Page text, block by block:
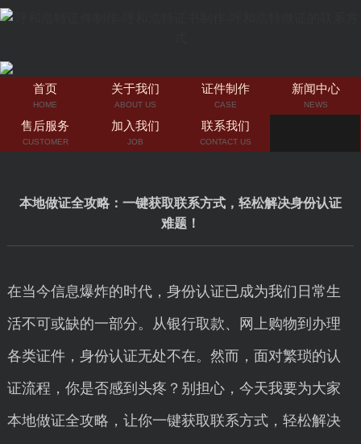
首页
HOME
关于我们
ABOUT US
证件制作
CASE
新闻中心
NEWS
售后服务
CUSTOMER
加入我们
JOB
联系我们
CONTACT US
本地做证全攻略：一键获取联系方式，轻松解决身份认证
难题！
在当今信息爆炸的时代，身份认证已成为我们日常生
活不可或缺的一部分。从银行取款、网上购物到办理
各类证件，身份认证无处不在。然而，面对繁琐的认
证流程，你是否感到头疼？别担心，今天我要为大家
本地做证全攻略，让你一键获取联系方式，轻松解决